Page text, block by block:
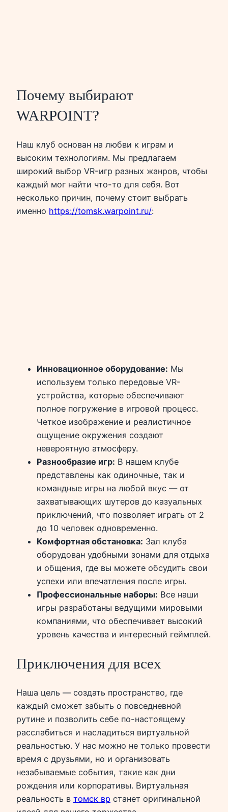
Почему выбирают
WARPOINT?
Наш клуб основан на любви к играм и
высоким технологиям. Мы предлагаем
широкий выбор VR-игр разных жанров, чтобы
каждый мог найти что-то для себя. Вот
несколько причин, почему стоит выбрать
именно https://tomsk.warpoint.ru/:
Инновационное оборудование: Мы
используем только передовые VR-
устройства, которые обеспечивают
полное погружение в игровой процесс.
Четкое изображение и реалистичное
ощущение окружения создают
невероятную атмосферу.
Разнообразие игр: В нашем клубе
представлены как одиночные, так и
командные игры на любой вкус — от
захватывающих шутеров до казуальных
приключений, что позволяет играть от 2
до 10 человек одновременно.
Комфортная обстановка: Зал клуба
оборудован удобными зонами для отдыха
и общения, где вы можете обсудить свои
успехи или впечатления после игры.
Профессиональные наборы: Все наши
игры разработаны ведущими мировыми
компаниями, что обеспечивает высокий
уровень качества и интересный геймплей.
Приключения для всех
Наша цель — создать пространство, где
каждый сможет забыть о повседневной
рутине и позволить себе по-настоящему
расслабиться и насладиться виртуальной
реальностью. У нас можно не только провести
время с друзьями, но и организовать
незабываемые события, такие как дни
рождения или корпоративы. Виртуальная
реальность в томск вр станет оригинальной